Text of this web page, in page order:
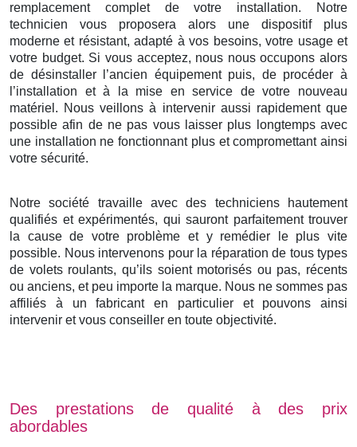
remplacement complet de votre installation. Notre
technicien vous proposera alors une dispositif plus
moderne et résistant, adapté à vos besoins, votre usage et
votre budget. Si vous acceptez, nous nous occupons alors
de désinstaller l’ancien équipement puis, de procéder à
l’installation et à la mise en service de votre nouveau
matériel. Nous veillons à intervenir aussi rapidement que
possible afin de ne pas vous laisser plus longtemps avec
une installation ne fonctionnant plus et compromettant ainsi
votre sécurité.
Notre société travaille avec des techniciens hautement
qualifiés et expérimentés, qui sauront parfaitement trouver
la cause de votre problème et y remédier le plus vite
possible. Nous intervenons pour la réparation de tous types
de volets roulants, qu’ils soient motorisés ou pas, récents
ou anciens, et peu importe la marque. Nous ne sommes pas
affiliés à un fabricant en particulier et pouvons ainsi
intervenir et vous conseiller en toute objectivité.
Des prestations de qualité à des prix
abordables